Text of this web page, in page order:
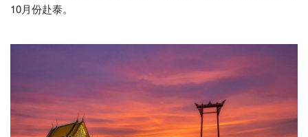
10月份赴泰。